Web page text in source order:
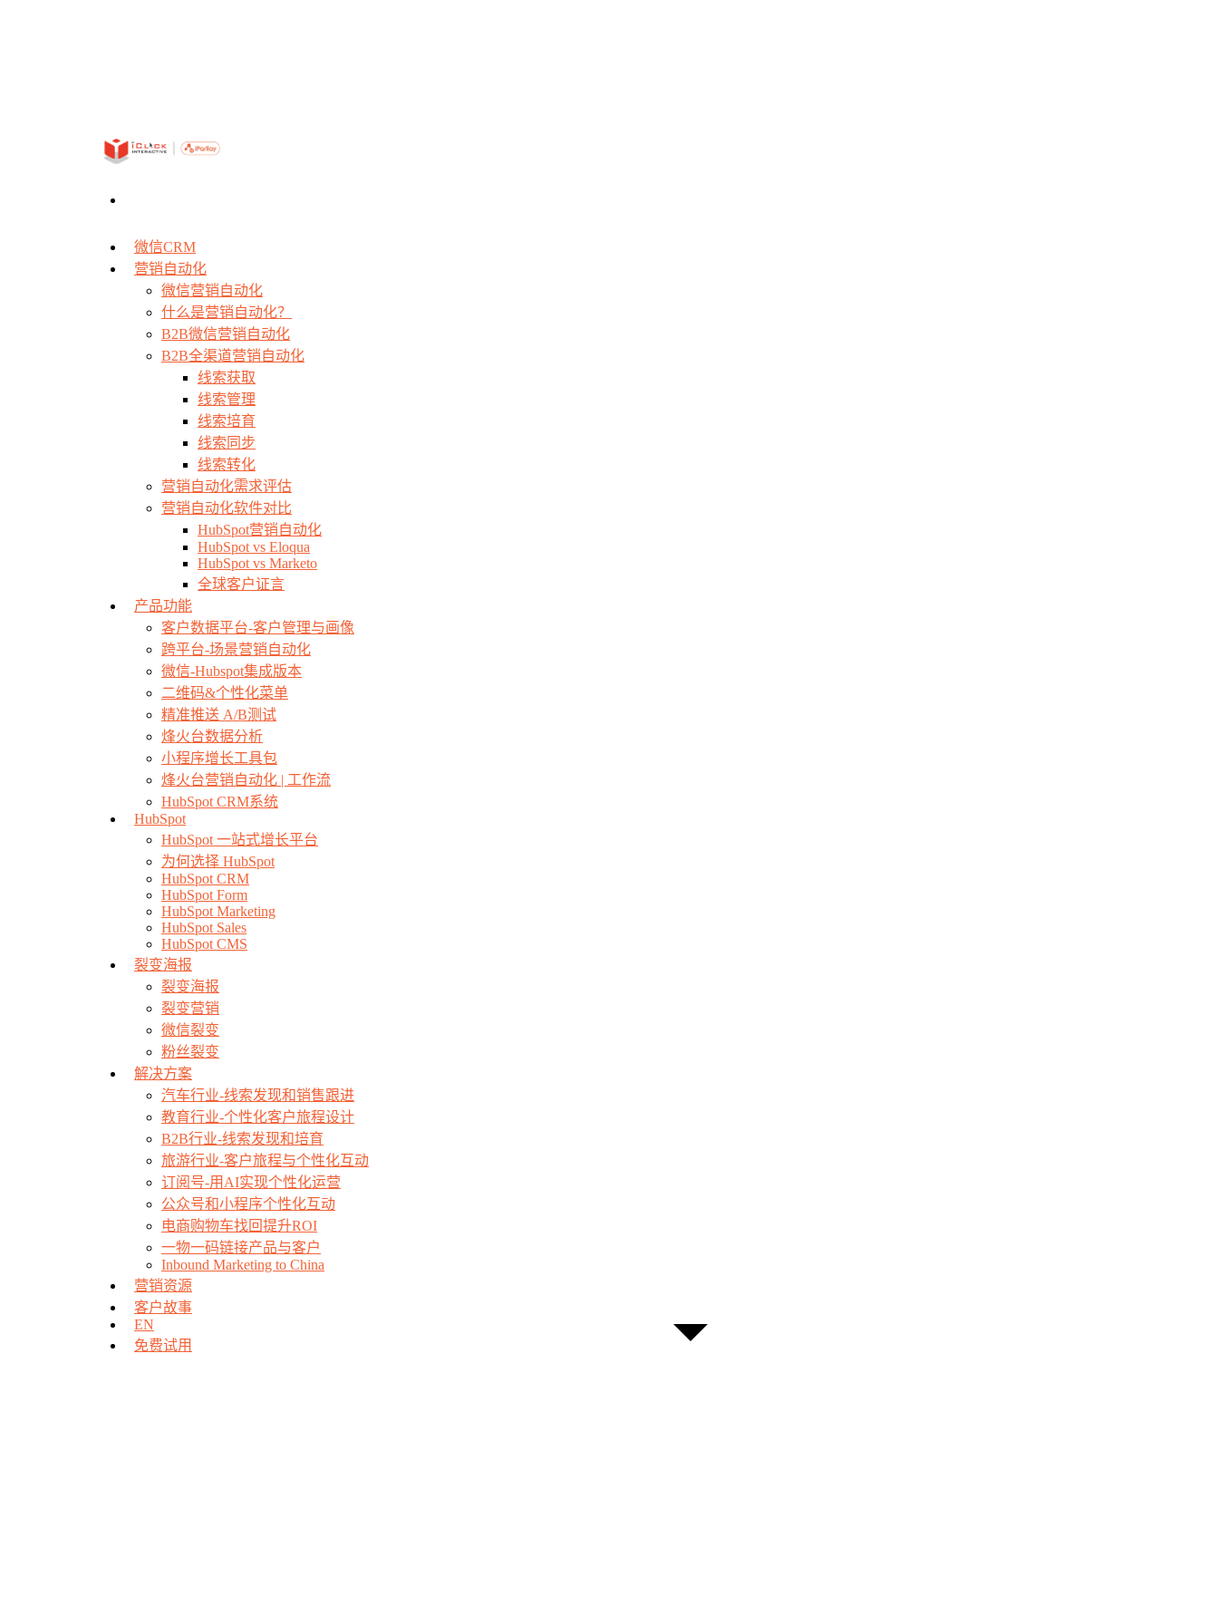
微信CRM
营销自动化
微信营销自动化
什么是营销自动化？
B2B微信营销自动化
B2B全渠道营销自动化
线索获取
线索管理
线索培育
线索同步
线索转化
营销自动化需求评估
营销自动化软件对比
HubSpot营销自动化
HubSpot vs Eloqua
HubSpot vs Marketo
全球客户证言
产品功能
客户数据平台-客户管理与画像
跨平台-场景营销自动化
微信-Hubspot集成版本
二维码&个性化菜单
精准推送 A/B测试
烽火台数据分析
小程序增长工具包
烽火台营销自动化 | 工作流
HubSpot CRM系统
HubSpot
HubSpot 一站式增长平台
为何选择 HubSpot
HubSpot CRM
HubSpot Form
HubSpot Marketing
HubSpot Sales
HubSpot CMS
裂变海报
裂变海报
裂变营销
微信裂变
粉丝裂变
解决方案
汽车行业-线索发现和销售跟进
教育行业-个性化客户旅程设计
B2B行业-线索发现和培育
旅游行业-客户旅程与个性化互动
订阅号-用AI实现个性化运营
公众号和小程序个性化互动
电商购物车找回提升ROI
一物一码链接产品与客户
Inbound Marketing to China
营销资源
客户故事
EN
免费试用